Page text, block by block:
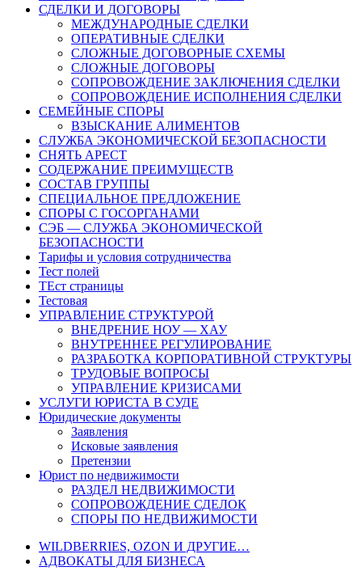
СДЕЛКИ И ДОГОВОРЫ
МЕЖДУНАРОДНЫЕ СДЕЛКИ
ОПЕРАТИВНЫЕ СДЕЛКИ
СЛОЖНЫЕ ДОГОВОРНЫЕ СХЕМЫ
СЛОЖНЫЕ ДОГОВОРЫ
СОПРОВОЖДЕНИЕ ЗАКЛЮЧЕНИЯ СДЕЛКИ
СОПРОВОЖДЕНИЕ ИСПОЛНЕНИЯ СДЕЛКИ
СЕМЕЙНЫЕ СПОРЫ
ВЗЫСКАНИЕ АЛИМЕНТОВ
СЛУЖБА ЭКОНОМИЧЕСКОЙ БЕЗОПАСНОСТИ
СНЯТЬ АРЕСТ
СОДЕРЖАНИЕ ПРЕИМУЩЕСТВ
СОСТАВ ГРУППЫ
СПЕЦИАЛЬНОЕ ПРЕДЛОЖЕНИЕ
СПОРЫ С ГОСОРГАНАМИ
СЭБ — СЛУЖБА ЭКОНОМИЧЕСКОЙ
БЕЗОПАСНОСТИ
Тарифы и условия сотрудничества
Тест полей
ТЕст страницы
Тестовая
УПРАВЛЕНИЕ СТРУКТУРОЙ
ВНЕДРЕНИЕ НОУ — ХАУ
ВНУТРЕННЕЕ РЕГУЛИРОВАНИЕ
РАЗРАБОТКА КОРПОРАТИВНОЙ СТРУКТУРЫ
ТРУДОВЫЕ ВОПРОСЫ
УПРАВЛЕНИЕ КРИЗИСАМИ
УСЛУГИ ЮРИСТА В СУДЕ
Юридические документы
Заявления
Исковые заявления
Претензии
Юрист по недвижимости
РАЗДЕЛ НЕДВИЖИМОСТИ
СОПРОВОЖДЕНИЕ СДЕЛОК
СПОРЫ ПО НЕДВИЖИМОСТИ
WILDBERRIES, OZON И ДРУГИЕ…
АДВОКАТЫ ДЛЯ БИЗНЕСА